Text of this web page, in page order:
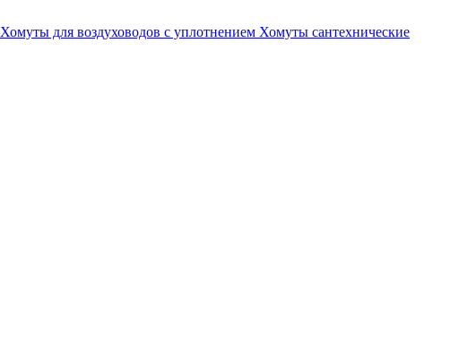
Хомуты для воздуховодов с уплотнением Хомуты сантехнические